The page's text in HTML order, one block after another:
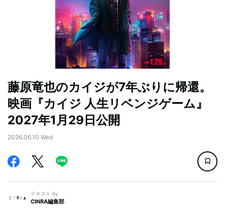
藤原竜也のカイジが7年ぶりに帰還。
映画『カイジ 人生リベンジゲーム』
2027年1月29日公開
2026.06.10 Wed
テキスト by
CINRA編集部